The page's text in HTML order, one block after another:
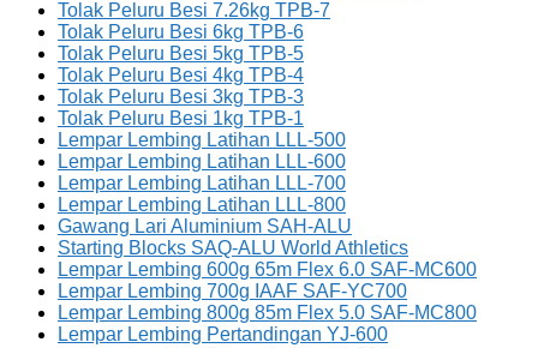
Tolak Peluru Besi 7.26kg TPB-7
Tolak Peluru Besi 6kg TPB-6
Tolak Peluru Besi 5kg TPB-5
Tolak Peluru Besi 4kg TPB-4
Tolak Peluru Besi 3kg TPB-3
Tolak Peluru Besi 1kg TPB-1
Lempar Lembing Latihan LLL-500
Lempar Lembing Latihan LLL-600
Lempar Lembing Latihan LLL-700
Lempar Lembing Latihan LLL-800
Gawang Lari Aluminium SAH-ALU
Starting Blocks SAQ-ALU World Athletics
Lempar Lembing 600g 65m Flex 6.0 SAF-MC600
Lempar Lembing 700g IAAF SAF-YC700
Lempar Lembing 800g 85m Flex 5.0 SAF-MC800
Lempar Lembing Pertandingan YJ-600